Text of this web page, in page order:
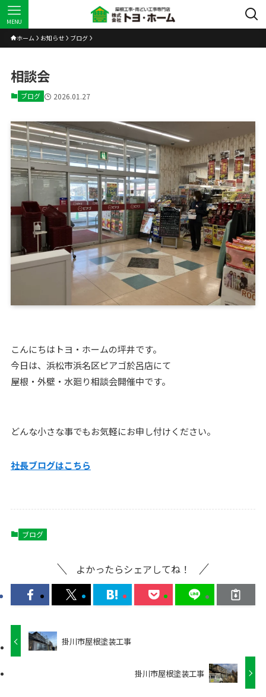
MENU
ホーム お知らせ ブログ
相談会
ブログ 2026.01.27
こんにちはトヨ・ホームの坪井です。
今日は、浜松市浜名区ピアゴ於呂店にて
屋根・外壁・水廻り相談会開催中です。
どんな小さな事でもお気軽にお申し付けください。
社長ブログはこちら
ブログ
よかったらシェアしてね！
掛川市屋根塗装工事
掛川市屋根塗装工事